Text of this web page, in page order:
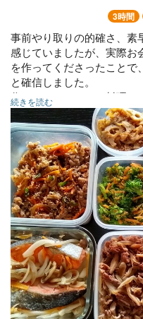
3時間
事前やり取りの的確さ、素
感じていましたが、実際お
を作ってくださったこと
と確信しました。
作っていただいたお料理は
うです。
本日はありがとうございま
たよろしくお願いします。
・豚肉と春キャベツの味
・鶏もも肉とアスパラの和
・牛肉と新玉ねぎとしめ
・牛肉・にんじん・ピーマ
日・冷凍可）
・鮭・しめじ・新玉ねぎ・
・ほうれん草とツナの海苔
・ブロッコリーとにんじん
・レンコンとしらすのきん
・竹輪・こんにゃく・にん
・春キャベツとしらすのさ
続きを読む